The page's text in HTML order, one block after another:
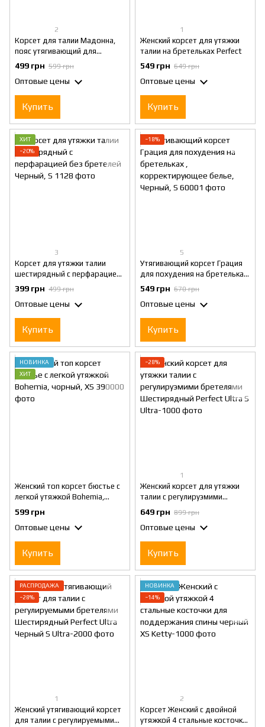
2
Корсет для талии Мадонна,
пояс утягивающий для
похудения моделирующий
фигуру, S
499 грн 599 грн
Оптовые цены
Купить
1
Женский корсет для утяжки
талии на бретельках Perfect
549 грн 649 грн
Оптовые цены
Купить
ХИТ
−20%
3
Корсет для утяжки талии
шестирядный с перфарацией
без бретелей Черный, S
399 грн 499 грн
Оптовые цены
Купить
−18%
5
Утягивающий корсет Грация
для похудения на бретельках
, корректирующее белье,
Черный, S
549 грн 670 грн
Оптовые цены
Купить
НОВИНКА
ХИТ
Женский топ корсет бюстье с
легкой утяжкой Bohemia,
чорный, XS
599 грн
Оптовые цены
Купить
−28%
1
Женский корсет для утяжки
талии с регулируэмими
бретелями Шестирядный
Perfect Ultra S
649 грн 899 грн
Оптовые цены
Купить
РАСПРОДАЖА
−28%
1
Женский утягивающий корсет
для талии с регулируемыми
НОВИНКА
−14%
2
Корсет Женский с двойной
утяжкой 4 стальные косточки